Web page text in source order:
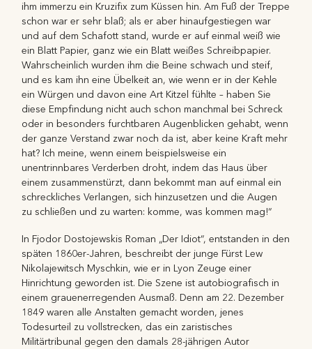
ihm immerzu ein Kruzifix zum Küssen hin. Am Fuß der Treppe
schon war er sehr blaß; als er aber hinaufgestiegen war
und auf dem Schafott stand, wurde er auf einmal weiß wie
ein Blatt Papier, ganz wie ein Blatt weißes Schreibpapier.
Wahrscheinlich wurden ihm die Beine schwach und steif,
und es kam ihn eine Übelkeit an, wie wenn er in der Kehle
ein Würgen und davon eine Art Kitzel fühlte – haben Sie
diese Empfindung nicht auch schon manchmal bei Schreck
oder in besonders furchtbaren Augenblicken gehabt, wenn
der ganze Verstand zwar noch da ist, aber keine Kraft mehr
hat? Ich meine, wenn einem beispielsweise ein
unentrinnbares Verderben droht, indem das Haus über
einem zusammenstürzt, dann bekommt man auf einmal ein
schreckliches Verlangen, sich hinzusetzen und die Augen
zu schließen und zu warten: komme, was kommen mag!“
In Fjodor Dostojewskis Roman „Der Idiot“, entstanden in den
späten 1860er-Jahren, beschreibt der junge Fürst Lew
Nikolajewitsch Myschkin, wie er in Lyon Zeuge einer
Hinrichtung geworden ist. Die Szene ist autobiografisch in
einem grauenerregenden Ausmaß. Denn am 22. Dezember
1849 waren alle Anstalten gemacht worden, jenes
Todesurteil zu vollstrecken, das ein zaristisches
Militärtribunal gegen den damals 28-jährigen Autor